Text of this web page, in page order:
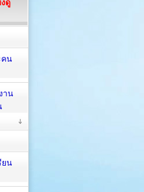
ดู
คน
าน
ยน